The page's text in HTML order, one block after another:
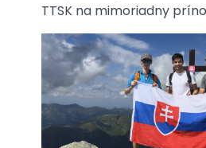
TTSK na mimoriadny